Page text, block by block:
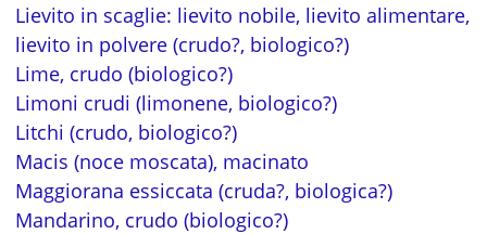
Lievito in scaglie: lievito nobile, lievito alimentare,
lievito in polvere (crudo?, biologico?)
Lime, crudo (biologico?)
Limoni crudi (limonene, biologico?)
Litchi (crudo, biologico?)
Macis (noce moscata), macinato
Maggiorana essiccata (cruda?, biologica?)
Mandarino, crudo (biologico?)